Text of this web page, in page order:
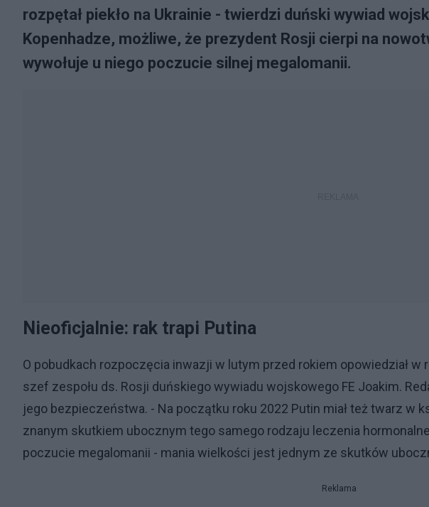
rozpętał piekło na Ukrainie - twierdzi duński wywiad
Kopenhadze, możliwe, że prezydent Rosji cierpi na
wywołuje u niego poczucie silnej megalomanii.
Nieoficjalnie: rak trapi Putina
O pobudkach rozpoczęcia inwazji w lutym przed rokiem opowiedział
szef zespołu ds. Rosji duńskiego wywiadu wojskowego FE Joakim.
jego bezpieczeństwa. - Na początku roku 2022 Putin miał też twarz w
znanym skutkiem ubocznym tego samego rodzaju leczenia
poczucie megalomanii - mania wielkości jest jednym ze skutków
Reklama